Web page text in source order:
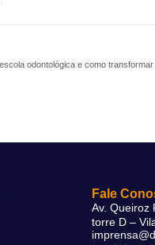
odontológica e como
Fale
Av. Queiroz
torre D –